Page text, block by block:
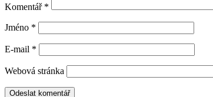
Komentář *
Jméno *
E-mail *
Webová stránka